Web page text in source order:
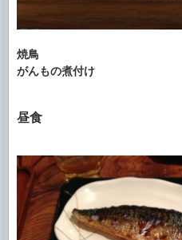
焼鳥
がんもの煮付け
昼食